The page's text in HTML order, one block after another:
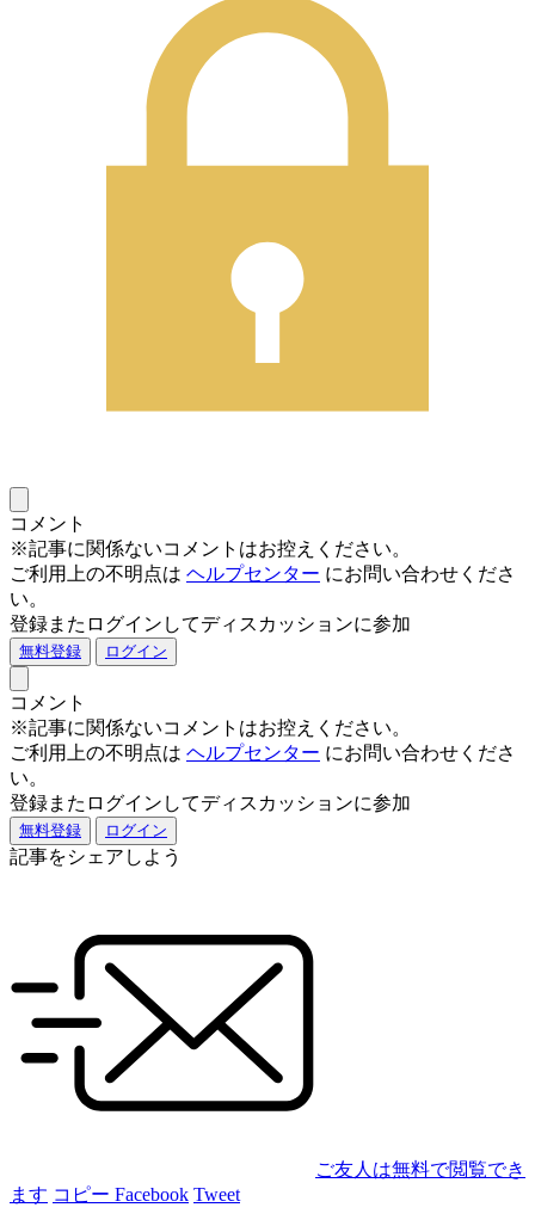
コメント
※記事に関係ないコメントはお控えください。
ご利用上の不明点は ヘルプセンター にお問い合わせくださ
い。
登録またログインしてディスカッションに参加
無料登録 ログイン
コメント
※記事に関係ないコメントはお控えください。
ご利用上の不明点は ヘルプセンター にお問い合わせくださ
い。
登録またログインしてディスカッションに参加
無料登録 ログイン
記事をシェアしよう
ご友人は無料で閲覧でき
ます コピー Facebook Tweet